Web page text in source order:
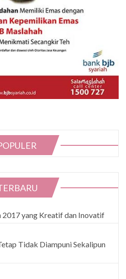
2017 yang Kreatif dan Inovatif
Tidak Diampuni Sekalipun